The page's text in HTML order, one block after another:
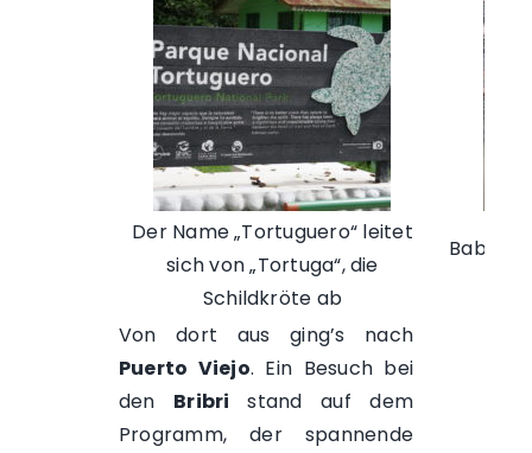
Der Name „Tortuguero“ leitet
sich von „Tortuga“, die
Schildkröte ab
Baby
Von dort aus ging’s nach
Puerto Viejo. Ein Besuch bei
den Bribri
stand auf dem
Programm, der spannende